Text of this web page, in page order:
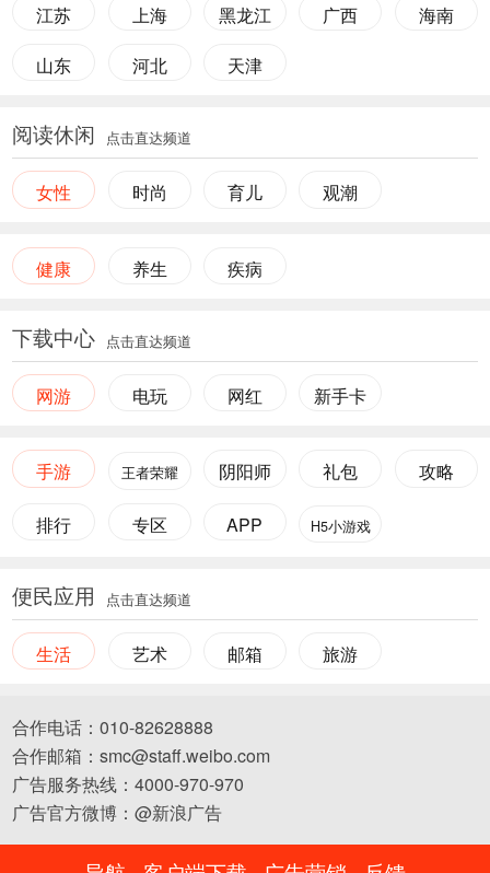
江苏 上海 黑龙江 广西 海南
山东 河北 天津
阅读休闲 点击直达频道
女性 时尚 育儿 观潮
健康 养生 疾病
下载中心 点击直达频道
网游 电玩 网红 新手卡
手游 王者荣耀 阴阳师 礼包 攻略
排行 专区 APP H5小游戏
便民应用 点击直达频道
生活 艺术 邮箱 旅游
合作电话：010-82628888
合作邮箱：smc@staff.weibo.com
广告服务热线：4000-970-970
广告官方微博：@新浪广告